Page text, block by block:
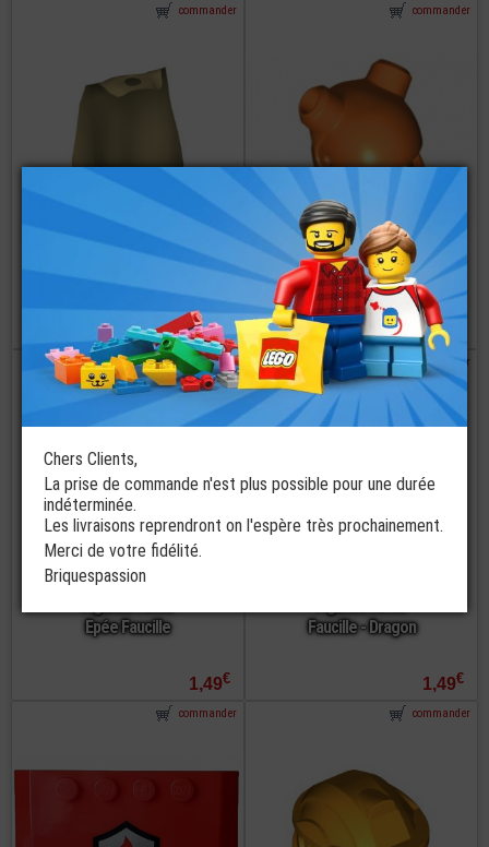
Accessoire Mini-
Figurine Droid
Cape Star-Wars
39,00 €
commander
LEGO®
Accessoire Mini-
Figurine Casque
avec 2 Trous
1,19
commander
LEGO®
Accessoire Mini-
Epée Faucille
1,49€
commander
Faucille - Dragon
1,49€
commander
commander commander
Chers Clients,
La prise de commande n'est plus possible pour une durée
indéterminée.
Les livraisons reprendront on l'espère très prochainement.
Merci de votre fidélité.
Briquespassion